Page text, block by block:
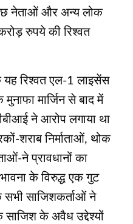
नेताओं और अन्य लोक
रुपये की रिश्वत
यह रिश्वत एल-1 लाइसेंस
मार्जिन से बाद में
ने आरोप लगाया था
शराब निर्माताओं, थोक
ने प्रावधानों का
के विरुद्ध एक गुट
सभी साजिशकर्ताओं ने
के अवैध उद्देश्यों